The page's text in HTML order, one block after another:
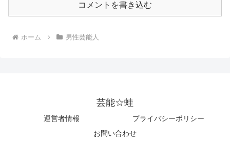
コメントを書き込む
ホーム 男性芸能人
芸能☆蛙
運営者情報
プライバシーポリシー
お問い合わせ